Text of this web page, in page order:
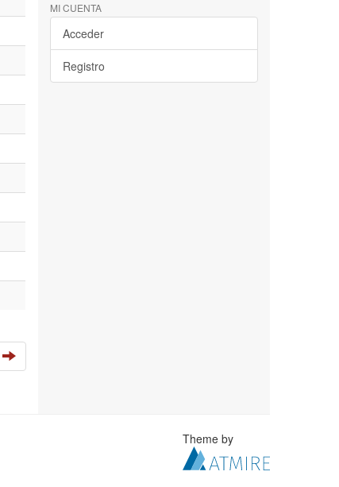
MI CUENTA
Acceder
Registro
Theme by